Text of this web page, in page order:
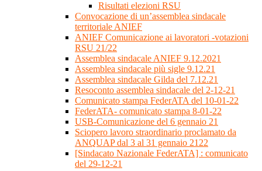
Risultati elezioni RSU
Convocazione di un’assemblea sindacale
territoriale ANIEF
ANIEF Comunicazione ai lavoratori -votazioni
RSU 21/22
Assemblea sindacale ANIEF 9.12.2021
Assemblea sindacale più sigle 9.12.21
Assemblea sindacale Gilda del 7.12.21
Resoconto assemblea sindacale del 2-12-21
Comunicato stampa FederATA del 10-01-22
FederATA- comunicato stampa 8-01-22
USB-Comunicazione del 6 gennaio 21
Sciopero lavoro straordinario proclamato da
ANQUAP dal 3 al 31 gennaio 2122
[Sindacato Nazionale FederATA] : comunicato
del 29-12-21